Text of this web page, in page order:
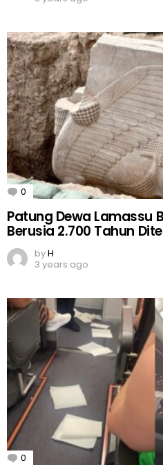
0 Comments
Patung Dewa Lamassu
Berusia 2.700 Tahun
byH
3 years ago
0